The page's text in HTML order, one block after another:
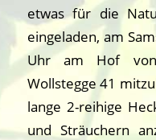
etwas für die
eingeladen, am
Uhr am Hof
Wollstegge 41
lange 2-reihige
und Sträuchern